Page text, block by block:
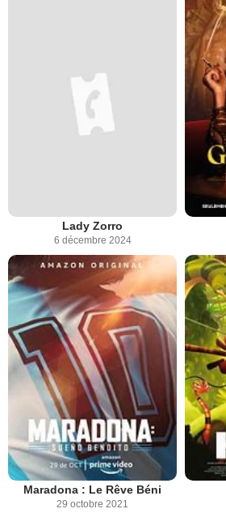
Lady Zorro
6 décembre 2024
Maradona : Le Rêve Béni
29 octobre 2021